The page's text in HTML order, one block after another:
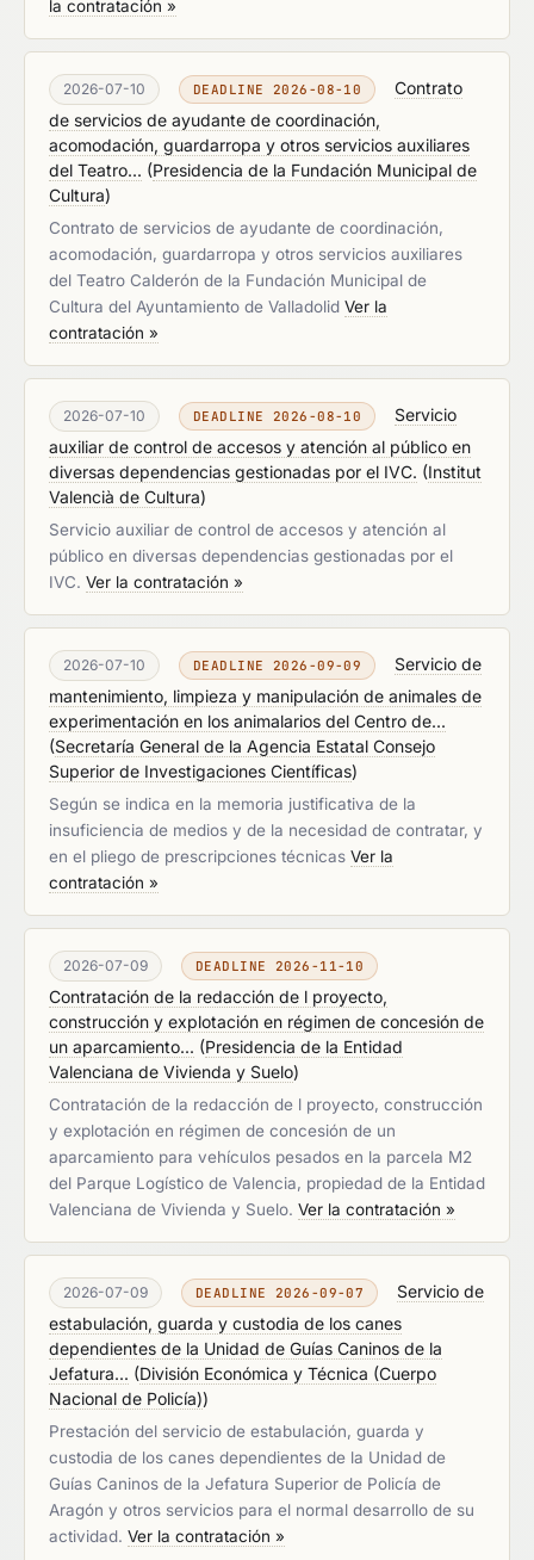
la contratación »
2026-07-10 DEADLINE 2026-08-10
Contrato
de servicios de ayudante de coordinación,
acomodación, guardarropa y otros servicios auxiliares
del Teatro... (Presidencia de la Fundación Municipal de
Cultura)
Contrato de servicios de ayudante de coordinación,
acomodación, guardarropa y otros servicios auxiliares
del Teatro Calderón de la Fundación Municipal de
Cultura del Ayuntamiento de Valladolid Ver la
contratación »
2026-07-10 DEADLINE 2026-08-10
Servicio
auxiliar de control de accesos y atención al público en
diversas dependencias gestionadas por el IVC. (Institut
Valencià de Cultura)
Servicio auxiliar de control de accesos y atención al
público en diversas dependencias gestionadas por el
IVC. Ver la contratación »
2026-07-10 DEADLINE 2026-09-09
Servicio de
mantenimiento, limpieza y manipulación de animales de
experimentación en los animalarios del Centro de...
(Secretaría General de la Agencia Estatal Consejo
Superior de Investigaciones Científicas)
Según se indica en la memoria justificativa de la
insuficiencia de medios y de la necesidad de contratar, y
en el pliego de prescripciones técnicas Ver la
contratación »
2026-07-09 DEADLINE 2026-11-10
Contratación de la redacción de l proyecto,
construcción y explotación en régimen de concesión de
un aparcamiento... (Presidencia de la Entidad
Valenciana de Vivienda y Suelo)
Contratación de la redacción de l proyecto, construcción
y explotación en régimen de concesión de un
aparcamiento para vehículos pesados en la parcela M2
del Parque Logístico de Valencia, propiedad de la Entidad
Valenciana de Vivienda y Suelo. Ver la contratación »
2026-07-09 DEADLINE 2026-09-07
Servicio de
estabulación, guarda y custodia de los canes
dependientes de la Unidad de Guías Caninos de la
Jefatura... (División Económica y Técnica (Cuerpo
Nacional de Policía))
Prestación del servicio de estabulación, guarda y
custodia de los canes dependientes de la Unidad de
Guías Caninos de la Jefatura Superior de Policía de
Aragón y otros servicios para el normal desarrollo de su
actividad. Ver la contratación »